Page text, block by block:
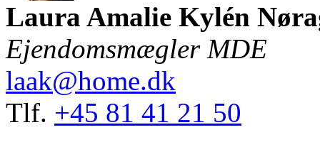
Laura Amalie Kylén
Ejendomsmægler MDE
laak@home.dk
Tlf. +45 81 41 21 50